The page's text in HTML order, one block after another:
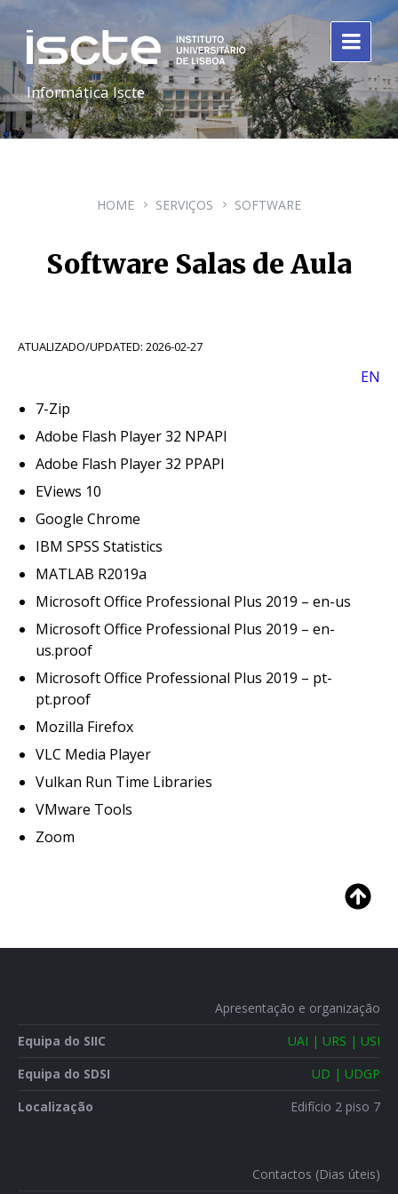
Informática Iscte
HOME SERVIÇOS SOFTWARE
Software Salas de Aula
ATUALIZADO/UPDATED: 2026-02-27
EN
7-Zip
Adobe Flash Player 32 NPAPI
Adobe Flash Player 32 PPAPI
EViews 10
Google Chrome
IBM SPSS Statistics
MATLAB R2019a
Microsoft Office Professional Plus 2019 – en-us
Microsoft Office Professional Plus 2019 – en-
us.proof
Microsoft Office Professional Plus 2019 – pt-
pt.proof
Mozilla Firefox
VLC Media Player
Vulkan Run Time Libraries
VMware Tools
Zoom
Apresentação e organização
Equipa do SIIC
UAI | URS | USI
Equipa do SDSI
UD | UDGP
Localização
Edifício 2 piso 7
Contactos (Dias úteis)